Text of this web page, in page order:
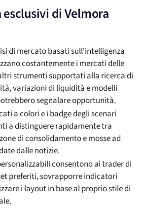
di Velmora
di mercato basati sull'intelligenza
costantemente i mercati delle
strumenti supportati alla ricerca di
variazioni di liquidità e modelli
segnalare opportunità.
a colori e i badge degli scenari
a distinguere rapidamente tra
di consolidamento e mosse ad
dalle notizie.
consentono ai trader di
preferiti, sovrapporre indicatori
i layout in base al proprio stile di